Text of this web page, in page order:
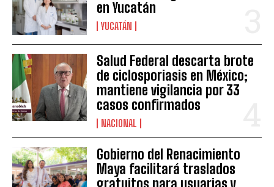
en Yucatán
YUCATÁN
Salud Federal descarta brote
de ciclosporiasis en México;
mantiene vigilancia por 33
casos confirmados
NACIONAL
Gobierno del Renacimiento
Maya facilitará traslados
gratuitos para usuarias y